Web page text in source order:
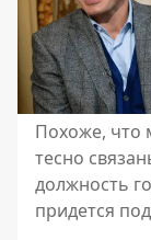
Похоже, что
тесно
должность
придется